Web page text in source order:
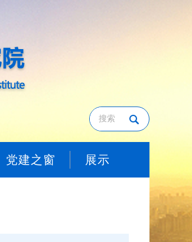
党建之窗 展示